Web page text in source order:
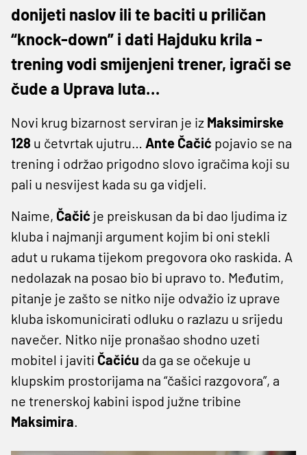
donijeti naslov ili te baciti u priličan
“knock-down” i dati Hajduku krila -
trening vodi smijenjeni trener, igrači se
čude a Uprava luta…
Novi krug bizarnost serviran je iz Maksimirske
128 u četvrtak ujutru… Ante Čačić pojavio se na
trening i održao prigodno slovo igračima koji su
pali u nesvijest kada su ga vidjeli.
Naime, Čačić je preiskusan da bi dao ljudima iz
kluba i najmanji argument kojim bi oni stekli
adut u rukama tijekom pregovora oko raskida. A
nedolazak na posao bio bi upravo to. Međutim,
pitanje je zašto se nitko nije odvažio iz uprave
kluba iskomunicirati odluku o razlazu u srijedu
navečer. Nitko nije pronašao shodno uzeti
mobitel i javiti Čačiću da ga se očekuje u
klupskim prostorijama na “čašici razgovora”, a
ne trenerskoj kabini ispod južne tribine
Maksimira.